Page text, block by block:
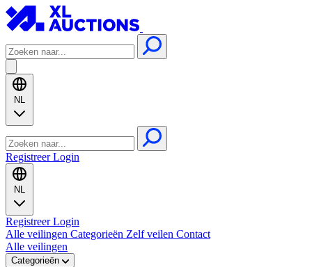
NL
RegistreerLogin
NL
RegistreerLogin
Alle veilingen Categorieën Zelf veilen Contact
Alle veilingen
Categorieën